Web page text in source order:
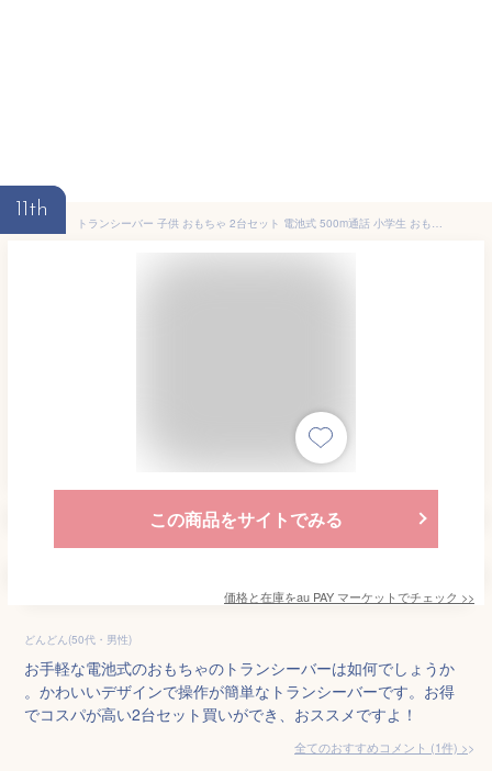
11th
トランシーバー 子供 おもちゃ 2台セット 電池式 500m通話 小学生 おもちゃ 知育玩具 無線機 携帯型 長距離 緊急対応 キッズおもちゃ 女
この商品をサイトでみる
価格と在庫をau PAY マーケットでチェック >>
どんどん(50代・男性)
お手軽な電池式のおもちゃのトランシーバーは如何でしょうか
。かわいいデザインで操作が簡単なトランシーバーです。お得
でコスパが高い2台セット買いができ、おススメですよ！
全てのおすすめコメント (1件) >